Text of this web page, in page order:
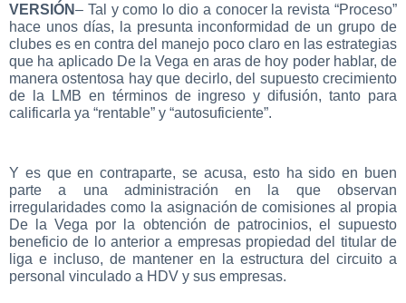
VERSIÓN– Tal y como lo dio a conocer la revista “Proceso”
hace unos días, la presunta inconformidad de un grupo de
clubes es en contra del manejo poco claro en las estrategias
que ha aplicado De la Vega en aras de hoy poder hablar, de
manera ostentosa hay que decirlo, del supuesto crecimiento
de la LMB en términos de ingreso y difusión, tanto para
calificarla ya “rentable” y “autosuficiente”.
Y es que en contraparte, se acusa, esto ha sido en buen
parte a una administración en la que observan
irregularidades como la asignación de comisiones al propia
De la Vega por la obtención de patrocinios, el supuesto
beneficio de lo anterior a empresas propiedad del titular de
liga e incluso, de mantener en la estructura del circuito a
personal vinculado a HDV y sus empresas.